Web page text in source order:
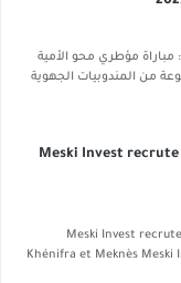
مباراة مؤطري محو الأمية
أعلنت مجموعة من المندوبيات الجهوية
Meski Invest recrute
Meski Invest
Khénifra et Meknès Meski